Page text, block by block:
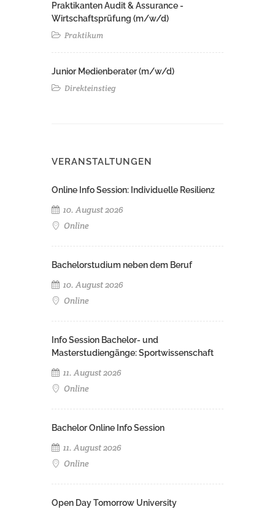
Praktikanten Audit & Assurance -
Wirtschaftsprüfung (m/w/d)
Praktikum
Junior Medienberater (m/w/d)
Direkteinstieg
VERANSTALTUNGEN
Online Info Session: Individuelle Resilienz
10. August 2026
Online
Bachelorstudium neben dem Beruf
10. August 2026
Online
Info Session Bachelor- und
Masterstudiengänge: Sportwissenschaft
11. August 2026
Online
Bachelor Online Info Session
11. August 2026
Online
Open Day Tomorrow University